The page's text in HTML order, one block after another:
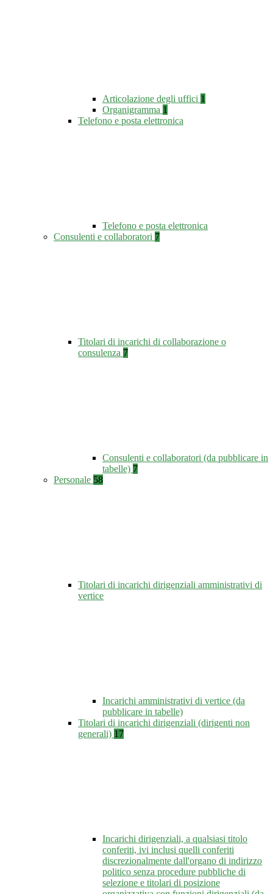
Articolazione degli uffici 1
Organigramma 1
Telefono e posta elettronica
Telefono e posta elettronica
Consulenti e collaboratori 7
Titolari di incarichi di collaborazione o
consulenza 7
Consulenti e collaboratori (da pubblicare in
tabelle) 7
Personale 58
Titolari di incarichi dirigenziali amministrativi di
vertice
Incarichi amministrativi di vertice (da
pubblicare in tabelle)
Titolari di incarichi dirigenziali (dirigenti non
generali) 17
Incarichi dirigenziali, a qualsiasi titolo
conferiti, ivi inclusi quelli conferiti
discrezionalmente dall'organo di indirizzo
politico senza procedure pubbliche di
selezione e titolari di posizione